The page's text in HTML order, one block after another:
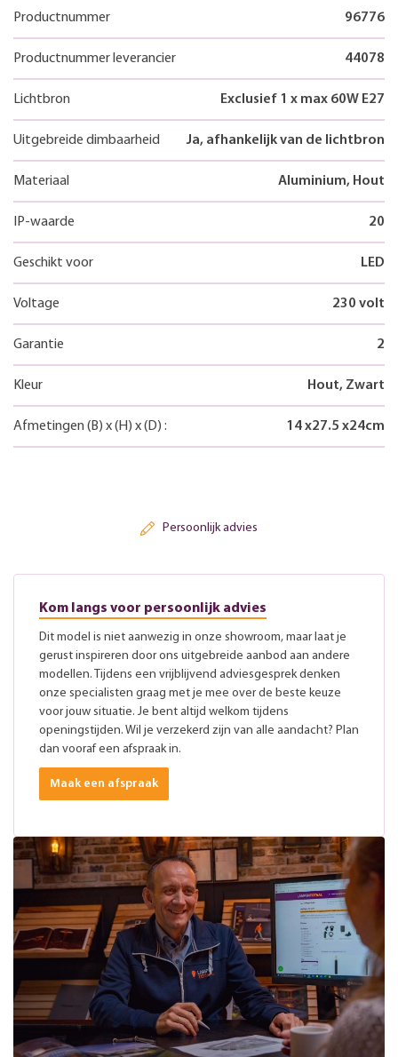
Productnummer 96776
Productnummer leverancier 44078
Lichtbron Exclusief 1 x max 60W E27
Uitgebreide dimbaarheid Ja, afhankelijk van de lichtbron
Materiaal Aluminium, Hout
IP-waarde 20
Geschikt voor LED
Voltage 230 volt
Garantie 2
Kleur Hout, Zwart
Afmetingen (B) x(H) x(D) : 14x27.5 x24cm
Persoonlijk advies
Kom langs voor persoonlijk advies
Dit model is niet aanwezig in onze showroom, maar laat je
gerust inspireren door ons uitgebreide aanbod aan andere
modellen. Tijdens een vrijblijvend adviesgesprek denken
onze specialisten graag met je mee over de beste keuze
voor jouw situatie. Je bent altijd welkom tijdens
openingstijden. Wil je verzekerd zijn van alle aandacht? Plan
dan vooraf een afspraak in.
Maak een afspraak